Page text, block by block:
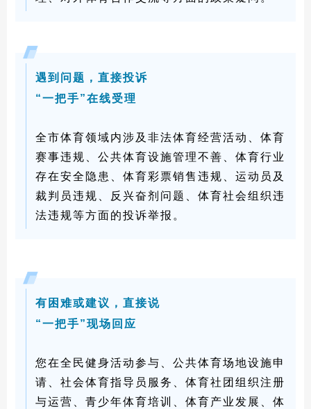
遇到问题，直接投诉
“一把手”在线受理
全市体育领域内涉及非法体育经营活动、体育
赛事违规、公共体育设施管理不善、体育行业
存在安全隐患、体育彩票销售违规、运动员及
裁判员违规、反兴奋剂问题、体育社会组织违
法违规等方面的投诉举报。
有困难或建议，直接说
“一把手”现场回应
您在全民健身活动参与、公共体育场地设施申
请、社会体育指导员服务、体育社团组织注册
与运营、青少年体育培训、体育产业发展、体